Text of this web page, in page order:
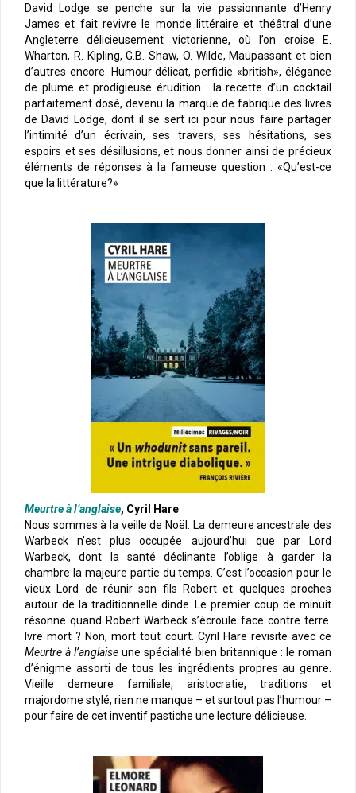
David Lodge se penche sur la vie passionnante d’Henry
James et fait revivre le monde littéraire et théâtral d’une
Angleterre délicieusement victorienne, où l’on croise E.
Wharton, R. Kipling, G.B. Shaw, O. Wilde, Maupassant et bien
d’autres encore. Humour délicat, perfidie «british», élégance
de plume et prodigieuse érudition : la recette d’un cocktail
parfaitement dosé, devenu la marque de fabrique des livres
de David Lodge, dont il se sert ici pour nous faire partager
l’intimité d’un écrivain, ses travers, ses hésitations, ses
espoirs et ses désillusions, et nous donner ainsi de précieux
éléments de réponses à la fameuse question : «Qu’est-ce
que la littérature?»
Meurtre à l’anglaise, Cyril Hare
Nous sommes à la veille de Noël. La demeure ancestrale des
Warbeck n’est plus occupée aujourd’hui que par Lord
Warbeck, dont la santé déclinante l’oblige à garder la
chambre la majeure partie du temps. C’est l’occasion pour le
vieux Lord de réunir son fils Robert et quelques proches
autour de la traditionnelle dinde. Le premier coup de minuit
résonne quand Robert Warbeck s’écroule face contre terre.
Ivre mort ? Non, mort tout court. Cyril Hare revisite avec ce
Meurtre à l’anglaise une spécialité bien britannique : le roman
d’énigme assorti de tous les ingrédients propres au genre.
Vieille demeure familiale, aristocratie, traditions et
majordome stylé, rien ne manque – et surtout pas l’humour –
pour faire de cet inventif pastiche une lecture délicieuse.